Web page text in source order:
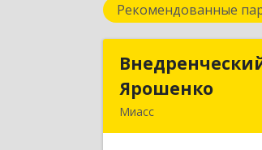
Рекомендованные
Ярошенко
Миасс